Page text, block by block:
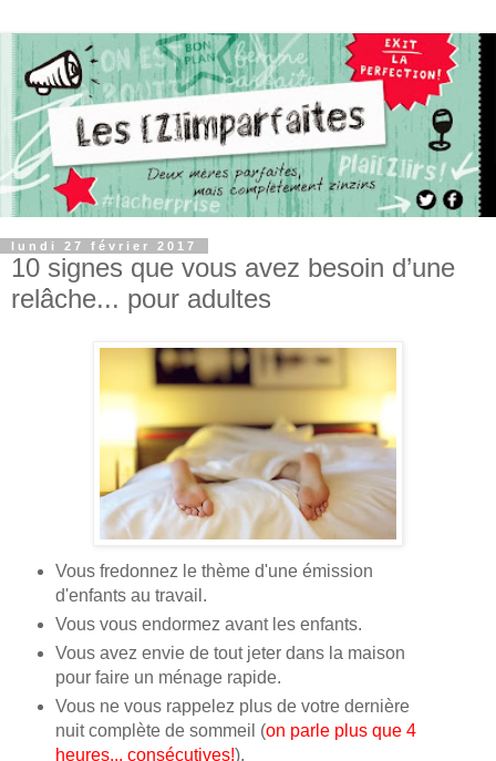
lundi 27 février 2017
10 signes que vous avez besoin d’une
relâche... pour adultes
Vous fredonnez le thème d'une émission
d'enfants au travail.
Vous vous endormez avant les enfants.
Vous avez envie de tout jeter dans la maison
pour faire un ménage rapide.
Vous ne vous rappelez plus de votre dernière
nuit complète de sommeil (on parle plus que 4
heures... consécutives!).